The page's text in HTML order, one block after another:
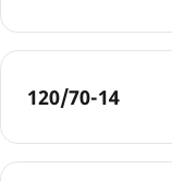
120/70-14